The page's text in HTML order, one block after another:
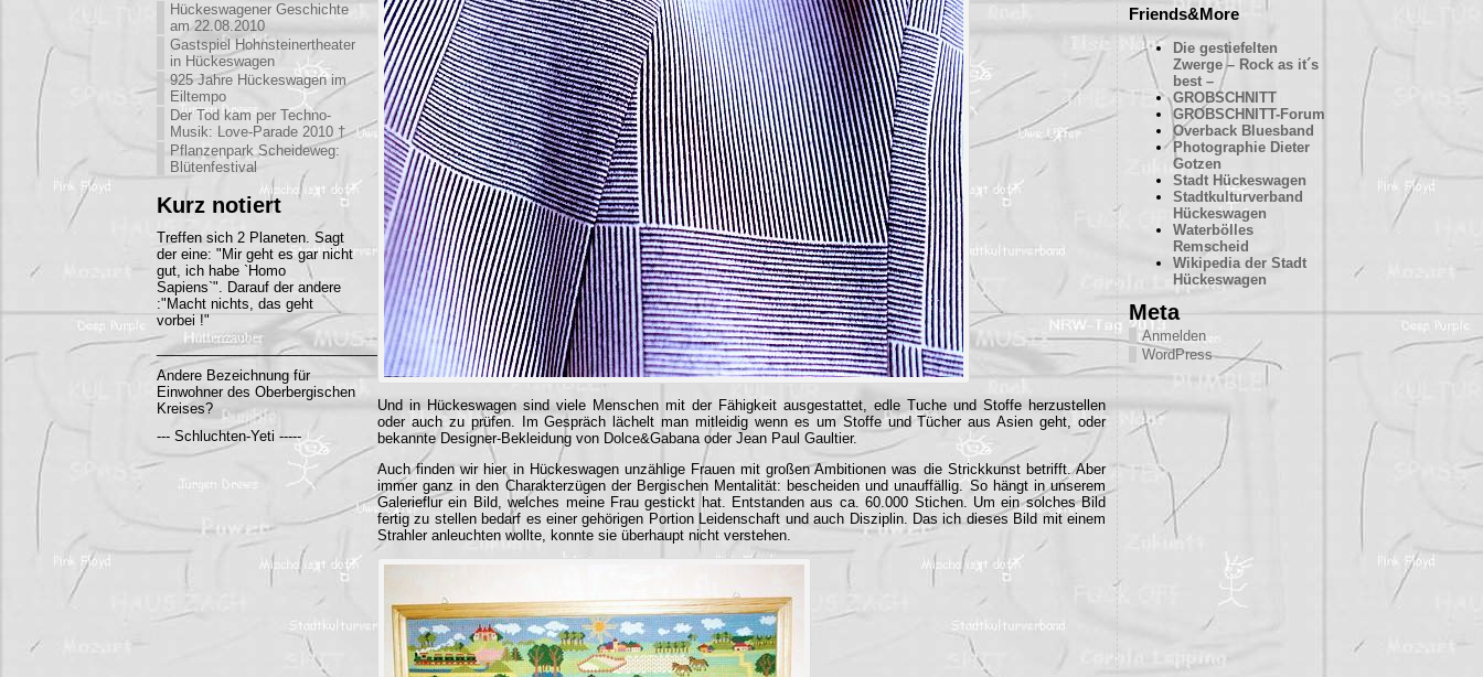
Hückeswagener Geschichte
am 22.08.2010
Gastspiel Hohnsteinertheater
in Hückeswagen
925 Jahre Hückeswagen im
Eiltempo
Der Tod kam per Techno-
Musik: Love-Parade 2010 †
Pflanzenpark Scheideweg:
Blütenfestival
Kurz notiert
Treffen sich 2 Planeten. Sagt
der eine: "Mir geht es gar nicht
gut, ich habe `Homo
Sapiens`". Darauf der andere
:"Macht nichts, das geht
vorbei !"
______________________________________
Andere Bezeichnung für
Einwohner des Oberbergischen
Kreises?
--- Schluchten-Yeti -----
Und in Hückeswagen sind viele Menschen mit der Fähigkeit ausgestattet, edle Tuche und Stoffe herzustellen
oder auch zu prüfen. Im Gespräch lächelt man mitleidig wenn es um Stoffe und Tücher aus Asien geht, oder
bekannte Designer-Bekleidung von Dolce&Gabana oder Jean Paul Gaultier.
Auch finden wir hier in Hückeswagen unzählige Frauen mit großen Ambitionen was die Strickkunst betrifft. Aber
immer ganz in den Charakterzügen der Bergischen Mentalität: bescheiden und unauffällig. So hängt in unserem
Galerieflur ein Bild, welches meine Frau gestickt hat. Entstanden aus ca. 60.000 Stichen. Um ein solches Bild
fertig zu stellen bedarf es einer gehörigen Portion Leidenschaft und auch Disziplin. Das ich dieses Bild mit einem
Strahler anleuchten wollte, konnte sie überhaupt nicht verstehen.
Friends&More
Die gestiefelten
Zwerge – Rock as it´s
best –
GROBSCHNITT
GROBSCHNITT-Forum
Overback Bluesband
Photographie Dieter
Gotzen
Stadt Hückeswagen
Stadtkulturverband
Hückeswagen
Waterbölles
Remscheid
Wikipedia der Stadt
Hückeswagen
Meta
Anmelden
WordPress